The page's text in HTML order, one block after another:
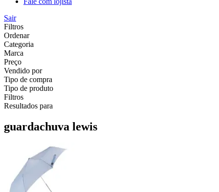
Sair
Filtros
Ordenar
Categoria
Marca
Preço
Vendido por
Tipo de compra
Tipo de produto
Filtros
Resultados para
guardachuva lewis